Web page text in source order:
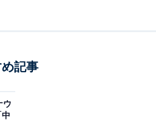
してはもちろん、アイドル時
た番組にも出演していまし
道日本ハムファイターズの杉
記事
ウ